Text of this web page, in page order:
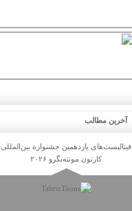
آخرین مطالب
فینالیست‌های یازدهمین جشنواره بین‌المللی
کارتون مونته‌نگرو ۲۰۲۶